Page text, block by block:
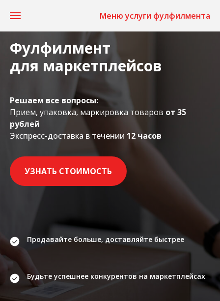
Меню услуги фулфилмента
Фулфилмент
для маркетплейсов
Решаем все вопросы:
Прием, упаковка, маркировка товаров от 35
рублей
Экспресс-доставка в течении 12 часов
УЗНАТЬ СТОИМОСТЬ
Продавайте больше, доставляйте быстрее
Будьте успешнее конкурентов на маркетплейсах